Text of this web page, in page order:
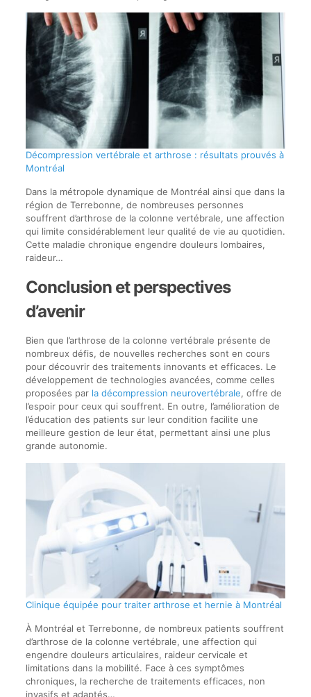
Décompression vertébrale et arthrose : résultats prouvés à
Montréal
Dans la métropole dynamique de Montréal ainsi que dans la
région de Terrebonne, de nombreuses personnes
souffrent d’arthrose de la colonne vertébrale, une affection
qui limite considérablement leur qualité de vie au quotidien.
Cette maladie chronique engendre douleurs lombaires,
raideur…
Conclusion et perspectives
d’avenir
Bien que l’arthrose de la colonne vertébrale présente de
nombreux défis, de nouvelles recherches sont en cours
pour découvrir des traitements innovants et efficaces. Le
développement de technologies avancées, comme celles
proposées par la décompression neurovertébrale, offre de
l’espoir pour ceux qui souffrent. En outre, l’amélioration de
l’éducation des patients sur leur condition facilite une
meilleure gestion de leur état, permettant ainsi une plus
grande autonomie.
Clinique équipée pour traiter arthrose et hernie à Montréal
À Montréal et Terrebonne, de nombreux patients souffrent
d’arthrose de la colonne vertébrale, une affection qui
engendre douleurs articulaires, raideur cervicale et
limitations dans la mobilité. Face à ces symptômes
chroniques, la recherche de traitements efficaces, non
invasifs et adaptés…